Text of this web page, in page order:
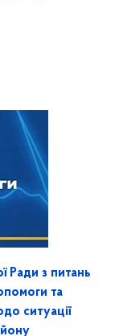
Ради з питань
та
ситуації